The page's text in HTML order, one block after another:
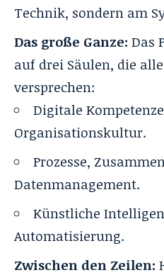
Technik, sondern am
Das große Ganze: Das
auf drei Säulen, die
versprechen:
Digitale
Organisationskultur.
Prozesse,
Datenmanagement.
Künstliche
Automatisierung.
Zwischen den Zeilen: